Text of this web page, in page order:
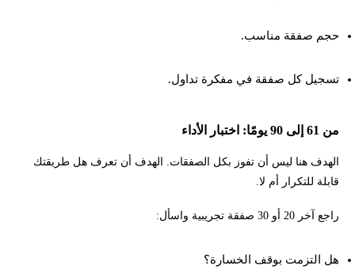
حجم صفقة مناسب.
تسجيل كل صفقة في مفكرة تداول.
من 61 إلى 90 يومًا: اختبار الأداء
الهدف هنا ليس أن تفوز بكل الصفقات. الهدف أن تعرف هل طريقتك
قابلة للتكرار أم لا.
راجع آخر 20 أو 30 صفقة تجريبية واسأل:
هل التزمت بوقف الخسارة؟